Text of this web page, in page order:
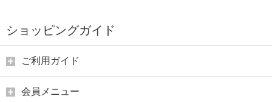
ショッピングガイド
ご利用ガイド
会員メニュー